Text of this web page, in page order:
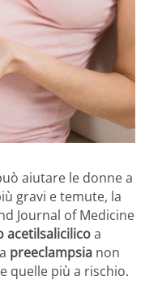
aiutare le donne a
gravi e temute, la
Journal of Medicine
acetilsalicilicoa
preeclampsia non
quelle più a rischio.